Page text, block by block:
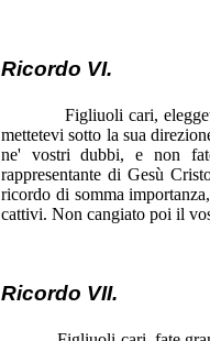
Ricordo VI.
Figliuoli cari, eleggetevi
mettetevi sotto la sua
ne' vostri dubbi, e non
rappresentante di Gesù
ricordo di somma
cattivi. Non cangiato poi il
Ricordo VII.